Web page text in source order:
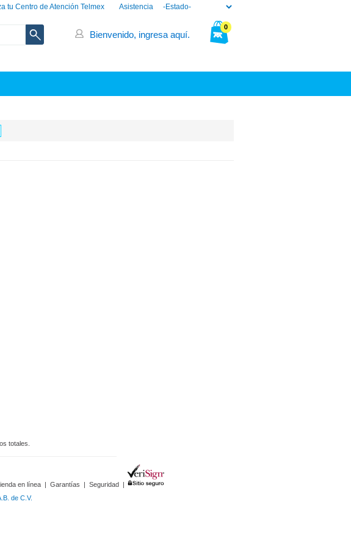
Asistencia
tu Centro de Atención Telmex
0
Bienvenido, ingresa aquí.
totales.
en línea | Garantías | Seguridad |
de C.V.